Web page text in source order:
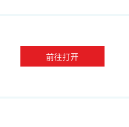
前往打开